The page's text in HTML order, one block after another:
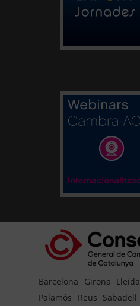
Barcelona Girona Lleida
Palamós
Reus Sabadell